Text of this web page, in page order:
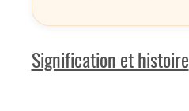
Signification et histoire